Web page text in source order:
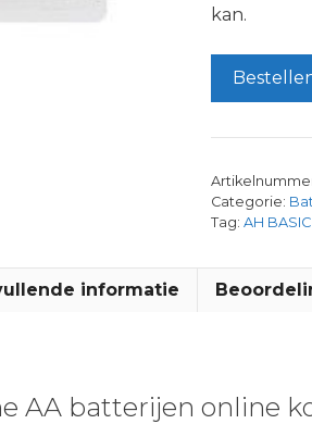
kan.
Categorie:
Tag: AH BASIC
informatie
AA batterijen online